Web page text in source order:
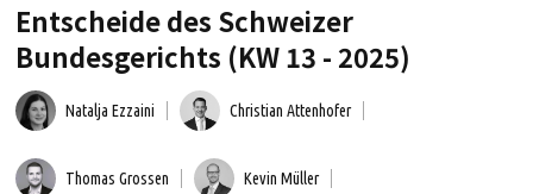
Entscheide des Schweizer
Bundesgerichts (KW 13 - 2025)
Natalja Ezzaini Christian Attenhofer
Thomas Grossen Kevin Müller